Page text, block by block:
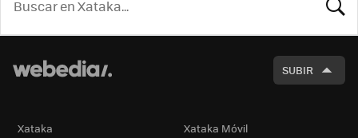
SUBIR
Xataka
Xataka Móvil